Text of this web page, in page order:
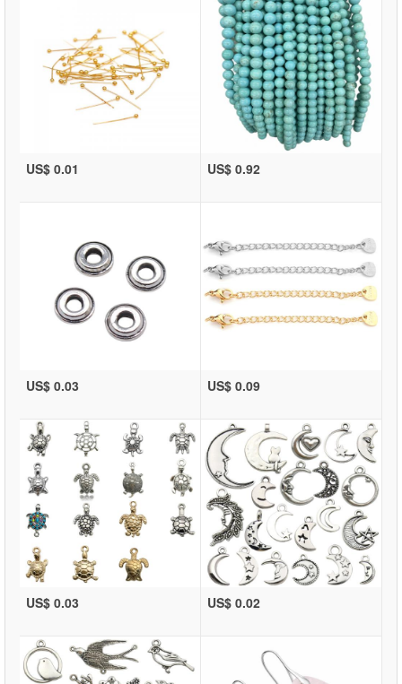
US$ 0.01 US$ 0.92
US$ 0.03 US$ 0.09
US$ 0.03 US$ 0.02